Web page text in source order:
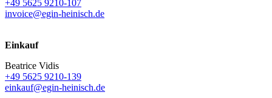
+49 5625 9210-107
invoice@egin-heinisch.de
Einkauf
Beatrice Vidis
+49 5625 9210-139
einkauf@egin-heinisch.de